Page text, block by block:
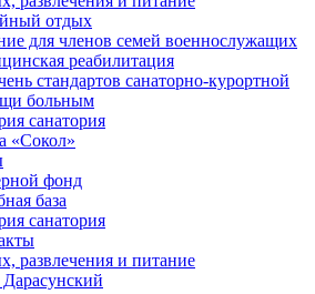
отдых
для членов семей военнослужащих
реабилитация
стандартов санаторно-курортной
больным
санатория
«Сокол»
фонд
база
санатория
развлечения и питание